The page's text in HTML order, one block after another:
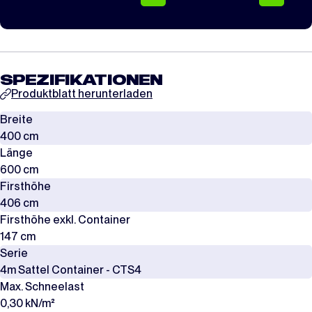
SPEZIFIKATIONEN
Produktblatt herunterladen
Breite
400 cm
Länge
600 cm
Firsthöhe
406 cm
Firsthöhe exkl. Container
147 cm
Serie
4m Sattel Container - CTS4
Max. Schneelast
0,30 kN/m²